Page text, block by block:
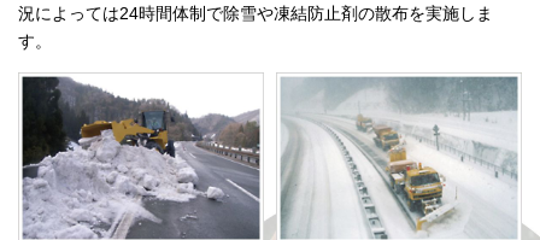
況によっては24時間体制で除雪や凍結防止剤の散布を実施しま
す。